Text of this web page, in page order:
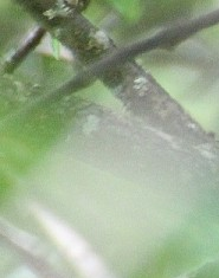
Hoppa
till
innehåll